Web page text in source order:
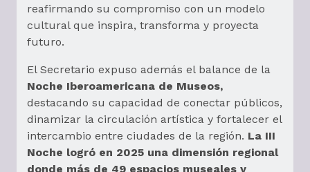
reafirmando su compromiso con un modelo
cultural que inspira, transforma y proyecta
futuro.
El Secretario expuso además el balance de la
Noche Iberoamericana de Museos,
destacando su capacidad de conectar públicos,
dinamizar la circulación artística y fortalecer el
intercambio entre ciudades de la región. La III
Noche logró en 2025 una dimensión regional
donde más de 49 espacios museales y